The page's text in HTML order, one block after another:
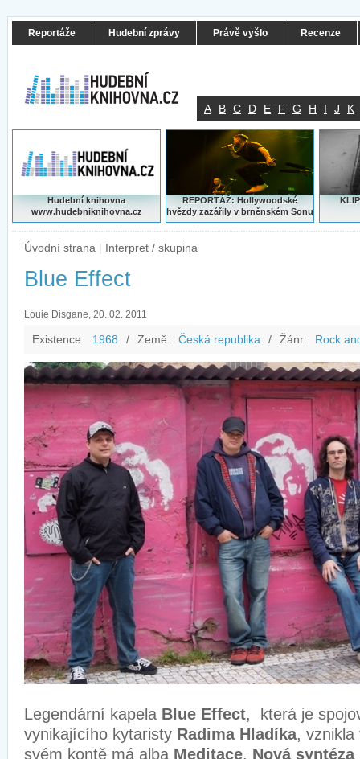
Reportáže Hudební zprávy Právě vyšlo Recenze
A B C D E F G H I J K
Hudební knihovna
www.hudebniknihovna.cz
REPORTÁŽ: Hollywoodské
hvězdy zazářily v brněnském Sonu
Úvodní strana | Interpret / skupina
Blue Effect
Louie Disgane, 20. 02. 2011
Existence: 1968 / Země: Česká republika / Žánr: Rock
Legendární kapela Blue Effect, která je
vynikajícího kytaristy Radima Hladíka, vznikla
svém kontě má alba Meditace, Nová syntéza